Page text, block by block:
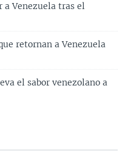
Venezuela tras el
retornan a Venezuela
el sabor venezolano a